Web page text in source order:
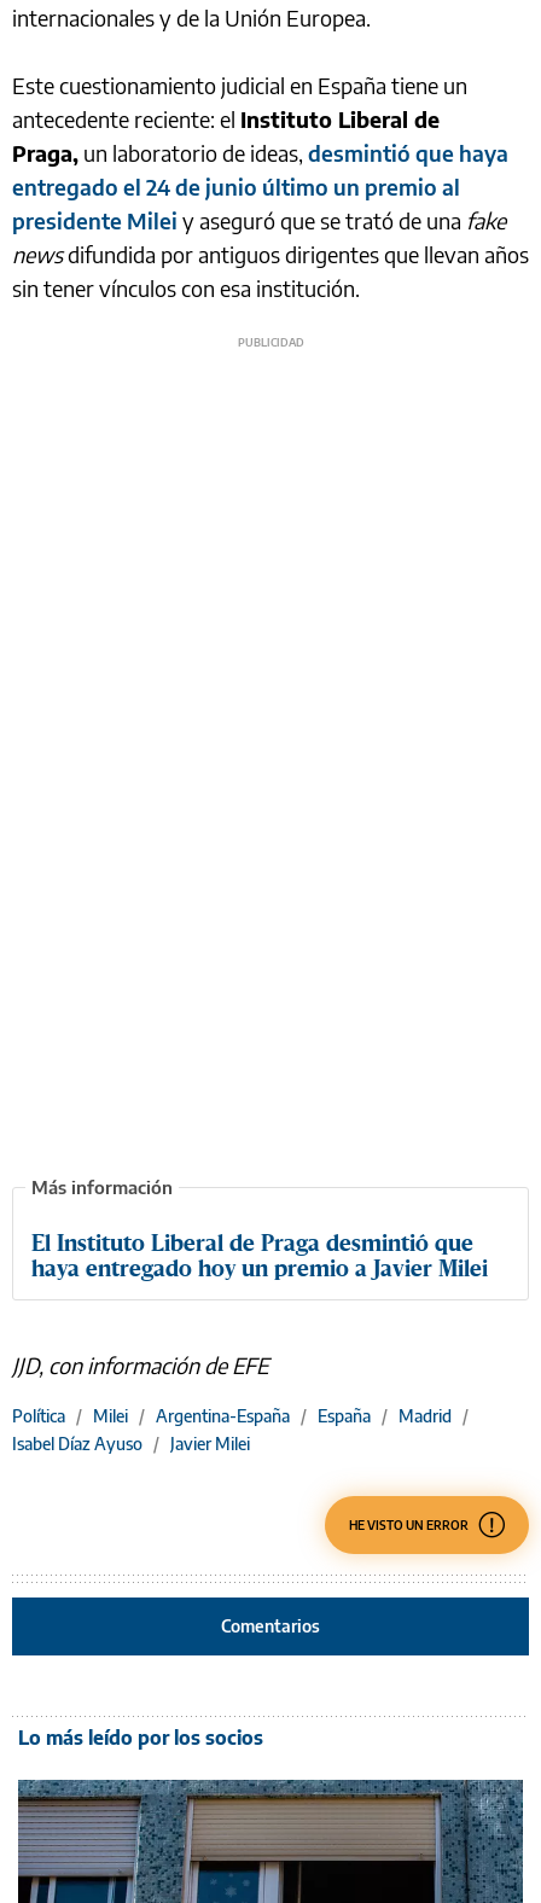
internacionales y de la Unión Europea.
Este cuestionamiento judicial en España tiene un
antecedente reciente: el Instituto Liberal de
Praga, un laboratorio de ideas, desmintió que haya
entregado el 24 de junio último un premio al
presidente Milei y aseguró que se trató de una fake
newsdifundida por antiguos dirigentes que llevan años
sin tener vínculos con esa institución.
El Instituto Liberal de Praga desmintió que
haya entregado hoy un premio a Javier Milei
JJD, con información de EFE
Política / Milei / Argentina-España / España / Madrid /
Isabel Díaz Ayuso / Javier Milei
HE VISTO UN ERROR
Comentarios
Lo más leído por los socios